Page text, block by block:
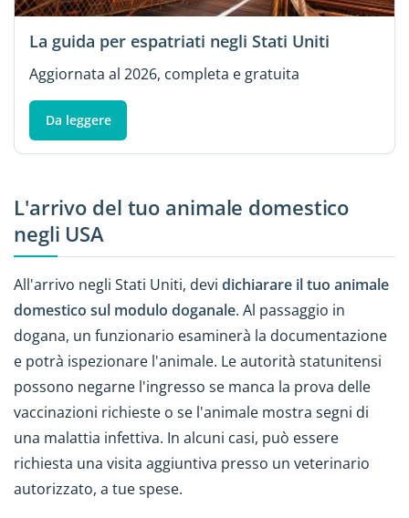
La guida per espatriati negli Stati Uniti
Aggiornata al 2026, completa e gratuita
Da leggere
L'arrivo del tuo animale domestico
negli USA
All'arrivo negli Stati Uniti, devi dichiarare il tuo animale
domestico sul modulo doganale. Al passaggio in
dogana, un funzionario esaminerà la documentazione
e potrà ispezionare l'animale. Le autorità statunitensi
possono negarne l'ingresso se manca la prova delle
vaccinazioni richieste o se l'animale mostra segni di
una malattia infettiva. In alcuni casi, può essere
richiesta una visita aggiuntiva presso un veterinario
autorizzato, a tue spese.